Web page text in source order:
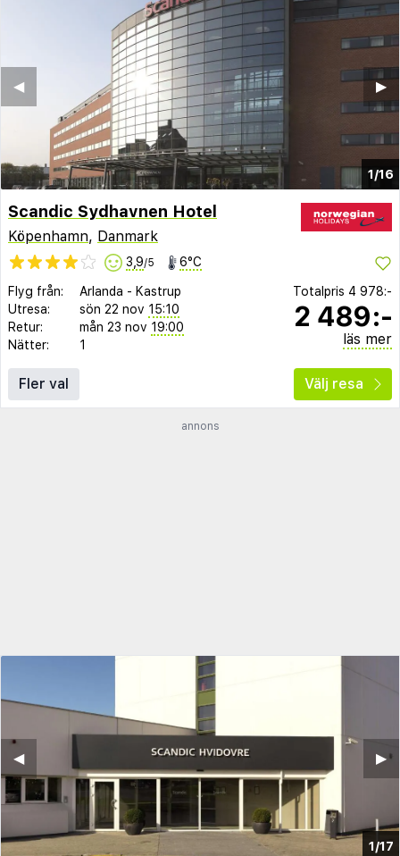
1/16
▶︎
◀︎
Scandic Sydhavnen Hotel
Köpenhamn, Danmark
3,9/5 6°C
Flyg från: Arlanda - Kastrup
Utresa:
sön 22 nov 15:10
Retur:
mån 23 nov 19:00
Nätter:
1
Totalpris 4 978:-
2 489:-
läs mer
Fler val Välj resa
annons
1/17
▶︎
◀︎